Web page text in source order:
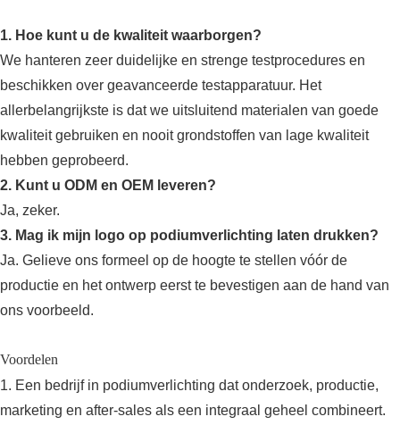
1. Hoe kunt u de kwaliteit waarborgen?
We hanteren zeer duidelijke en strenge testprocedures en
beschikken over geavanceerde testapparatuur. Het
allerbelangrijkste is dat we uitsluitend materialen van goede
kwaliteit gebruiken en nooit grondstoffen van lage kwaliteit
hebben geprobeerd.
2. Kunt u ODM en OEM leveren?
Ja, zeker.
3. Mag ik mijn logo op podiumverlichting laten drukken?
Ja. Gelieve ons formeel op de hoogte te stellen vóór de
productie en het ontwerp eerst te bevestigen aan de hand van
ons voorbeeld.
Voordelen
1. Een bedrijf in podiumverlichting dat onderzoek, productie,
marketing en after-sales als een integraal geheel combineert.